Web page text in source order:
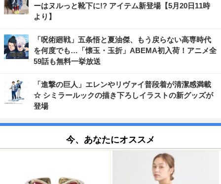
ーはヌルっと靴下に!? アイテム新登場【5月20日11時
より】
「呪術廻戦」五条悟と夏油傑、もう戻らない高専時代
を何度でも…「懐玉・玉折」ABEMA初入荷！アニメ全
59話も無料一挙放送
「進撃の巨人」エレンやリヴァイ普段着が清潔感満載
☆ シミラールックの描き下ろしイラストの新グッズが
登場
今、あなたにオススメ